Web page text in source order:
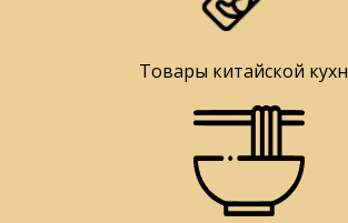
Товары китайской